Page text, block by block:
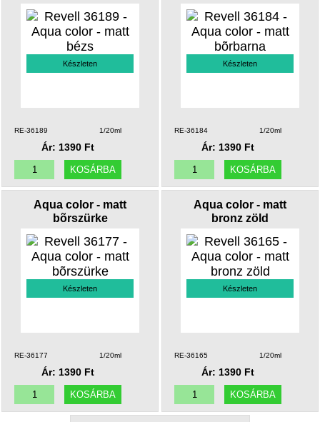
Készleten
RE-36189 1/20ml
Ár: 1390 Ft
Készleten
RE-36184 1/20ml
Ár: 1390 Ft
Aqua color - matt
bõrszürke
Készleten
RE-36177 1/20ml
Ár: 1390 Ft
Aqua color - matt
bronz zöld
Készleten
RE-36165 1/20ml
Ár: 1390 Ft